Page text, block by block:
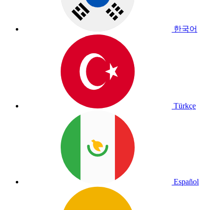
한국어
Türkçe
Español